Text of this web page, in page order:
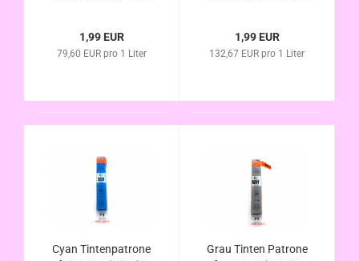
Chip u.
Füllstandsanzeige
1,99 EUR
79,60 EUR pro 1 Liter
Chip u.
Füllstandsanzeige
1,99 EUR
132,67 EUR pro 1 Liter
Cyan Tintenpatrone
Grau Tinten Patrone